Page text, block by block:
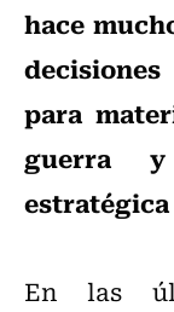
hace
para
guerra
En las